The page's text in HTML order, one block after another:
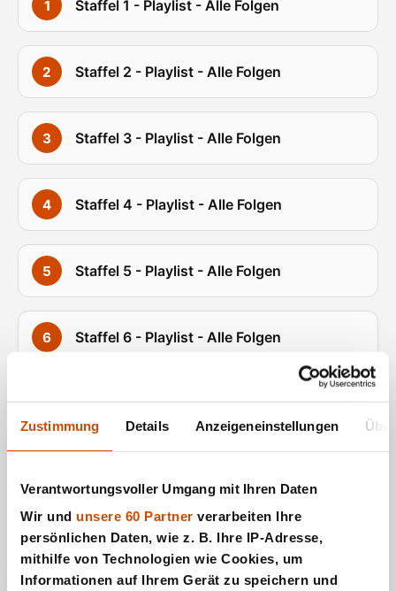
Zustimmung Details Anzeigeneinstellungen
Verantwortungsvoller Umgang mit Ihren Daten
Wir und unsere 60 Partner verarbeiten Ihre
persönlichen Daten, wie z. B. Ihre IP-Adresse,
mithilfe von Technologien wie Cookies, um
Informationen auf Ihrem Gerät zu speichern und
Staffel 1 - Playlist - Alle Folgen
Staffel 2 - Playlist - Alle Folgen
Staffel 3 - Playlist - Alle Folgen
Staffel 4 - Playlist - Alle Folgen
Staffel 5 - Playlist - Alle Folgen
Staffel 6 - Playlist - Alle Folgen
Staffel 7 - Playlist - Alle Folgen
Top
Serien
Neue
Serien
Serien
Updates
A-Z